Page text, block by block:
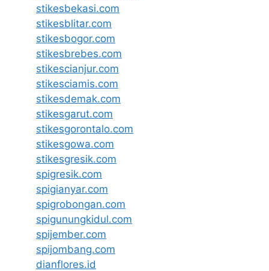
stikesbekasi.com
stikesblitar.com
stikesbogor.com
stikesbrebes.com
stikescianjur.com
stikesciamis.com
stikesdemak.com
stikesgarut.com
stikesgorontalo.com
stikesgowa.com
stikesgresik.com
spigresik.com
spigianyar.com
spigrobongan.com
spigunungkidul.com
spijember.com
spijombang.com
dianflores.id